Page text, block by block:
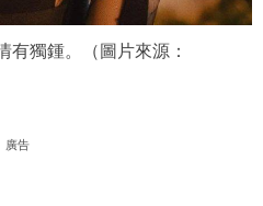
有獨鍾。（圖片來源：
廣告